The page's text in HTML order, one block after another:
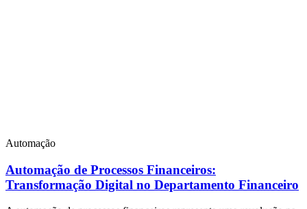
Automação
Automação de Processos Financeiros:
Transformação Digital no Departamento Financeiro